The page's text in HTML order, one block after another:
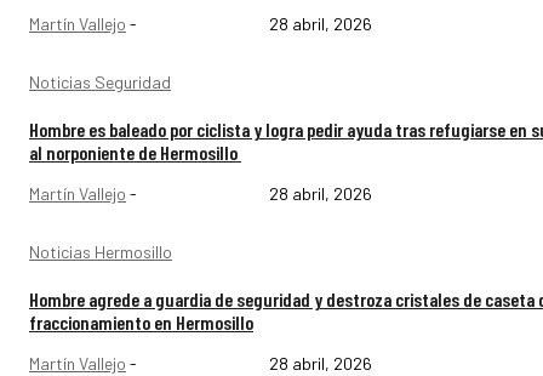
Martín Vallejo - 28 abril, 2026
Noticias Seguridad
Hombre es baleado por ciclista y logra pedir ayuda tras refugiarse en
al norponiente de Hermosillo
Martín Vallejo - 28 abril, 2026
Noticias Hermosillo
Hombre agrede a guardia de seguridad y destroza cristales de caseta
fraccionamiento en Hermosillo
Martín Vallejo - 28 abril, 2026